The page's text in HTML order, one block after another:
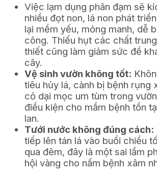
Việc lạm dụng phân đạm sẽ
nhiều đọt non, lá non phát
lại mềm yếu, mỏng manh, dễ
công. Thiếu hụt các chất
thiết cũng làm giảm sức đề
cây.
Vệ sinh vườn không tốt:
tiêu hủy lá, cành bị bệnh rụng
cỏ dại mọc um tùm trong
điều kiện cho mầm bệnh tồn
lan.
Tưới nước không đúng cách:
tiếp lên tán lá vào buổi chiều
qua đêm, đây là một sai lầm
hội vàng cho nấm bệnh xâm